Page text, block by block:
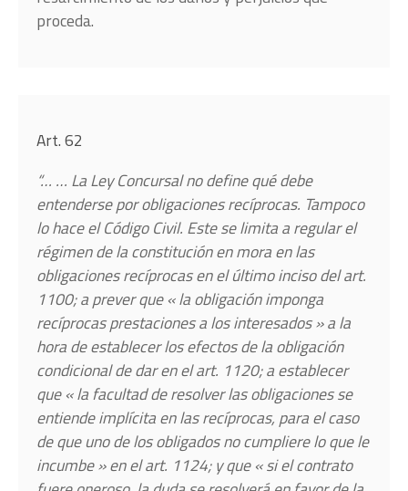
proceda.
Art. 62
“… … La Ley Concursal no define qué debe
entenderse por obligaciones recíprocas. Tampoco
lo hace el Código Civil. Este se limita a regular el
régimen de la constitución en mora en las
obligaciones recíprocas en el último inciso del art.
1100; a prever que « la obligación imponga
recíprocas prestaciones a los interesados » a la
hora de establecer los efectos de la obligación
condicional de dar en el art. 1120; a establecer
que « la facultad de resolver las obligaciones se
entiende implícita en las recíprocas, para el caso
de que uno de los obligados no cumpliere lo que le
incumbe » en el art. 1124; y que « si el contrato